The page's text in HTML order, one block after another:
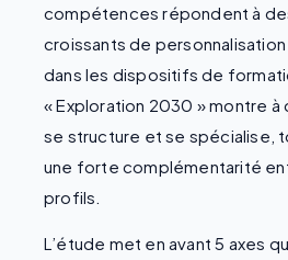
compétences répondent à
croissants de
dans les dispositifs de
« Exploration 2030 » montre
se structure et se spécialise,
une forte complémentarité
profils.
L’étude met en avant 5 axes